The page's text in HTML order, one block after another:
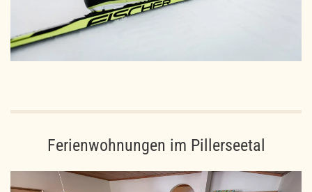
Ferienwohnungen im Pillerseetal